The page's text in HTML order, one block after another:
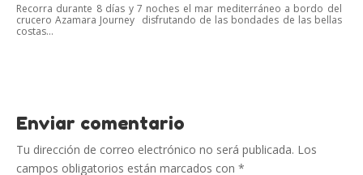
Recorra durante 8 días y 7 noches el mar mediterráneo a bordo del
crucero Azamara Journey disfrutando de las bondades de las bellas
costas...
Enviar comentario
Tu dirección de correo electrónico no será publicada. Los
campos obligatorios están marcados con *